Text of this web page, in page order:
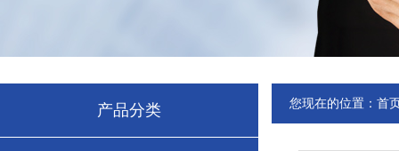
产品分类 您现在的位置： 首